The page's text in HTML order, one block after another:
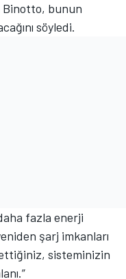
Binotto, bunun
söyledi.
fazla enerji
şarj imkanları
sisteminizin